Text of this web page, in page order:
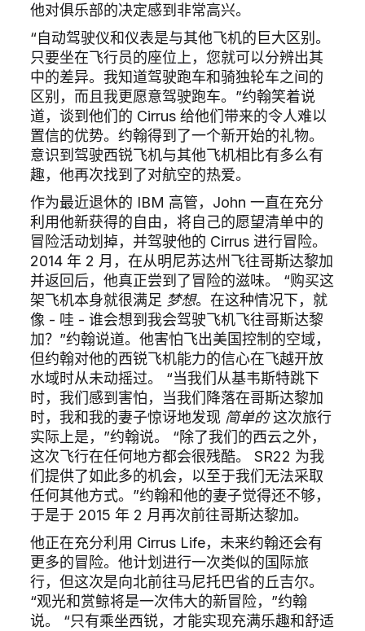
他对俱乐部的决定感到非常高兴。
“自动驾驶仪和仪表是与其他飞机的巨大区别。
只要坐在飞行员的座位上，您就可以分辨出其
中的差异。我知道驾驶跑车和骑独轮车之间的
区别，而且我更愿意驾驶跑车。”约翰笑着说
道，谈到他们的 Cirrus 给他们带来的令人难以
置信的优势。约翰得到了一个新开始的礼物。
意识到驾驶西锐飞机与其他飞机相比有多么有
趣，他再次找到了对航空的热爱。
作为最近退休的 IBM 高管，John 一直在充分
利用他新获得的自由，将自己的愿望清单中的
冒险活动划掉，并驾驶他的 Cirrus 进行冒险。
2014 年 2 月，在从明尼苏达州飞往哥斯达黎加
并返回后，他真正尝到了冒险的滋味。 “购买这
架飞机本身就很满足 梦想。在这种情况下，就
像 - 哇 - 谁会想到我会驾驶飞机飞往哥斯达黎
加？”约翰说道。他害怕飞出美国控制的空域，
但约翰对他的西锐飞机能力的信心在飞越开放
水域时从未动摇过。 “当我们从基韦斯特跳下
时，我们感到害怕，当我们降落在哥斯达黎加
时，我和我的妻子惊讶地发现 简单的这次旅行
实际上是，”约翰说。 “除了我们的西云之外，
这次飞行在任何地方都会很残酷。 SR22 为我
们提供了如此多的机会，以至于我们无法采取
任何其他方式。”约翰和他的妻子觉得还不够，
于是于 2015 年 2 月再次前往哥斯达黎加。
他正在充分利用 Cirrus Life，未来约翰还会有
更多的冒险。他计划进行一次类似的国际旅
行，但这次是向北前往马尼托巴省的丘吉尔。
“观光和赏鲸将是一次伟大的新冒险，”约翰
说。 “只有乘坐西锐，才能实现充满乐趣和舒适